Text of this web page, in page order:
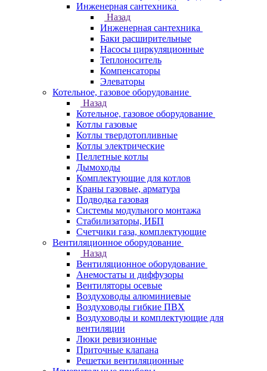
Инженерная сантехника
Назад
Инженерная сантехника
Баки расширительные
Насосы циркуляционные
Теплоноситель
Компенсаторы
Элеваторы
Котельное, газовое оборудование
Назад
Котельное, газовое оборудование
Котлы газовые
Котлы твердотопливные
Котлы электрические
Пеллетные котлы
Дымоходы
Комплектующие для котлов
Краны газовые, арматура
Подводка газовая
Системы модульного монтажа
Стабилизаторы, ИБП
Счетчики газа, комплектующие
Вентиляционное оборудование
Назад
Вентиляционное оборудование
Анемостаты и диффузоры
Вентиляторы осевые
Воздуховоды алюминиевые
Воздуховоды гибкие ПВХ
Воздуховоды и комплектующие для
вентиляции
Люки ревизионные
Приточные клапана
Решетки вентиляционные